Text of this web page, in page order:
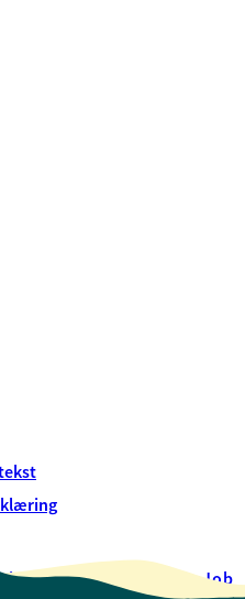
over selvbetjeningJob